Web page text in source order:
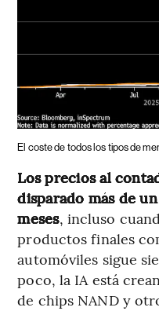
El coste de todos los tipos de
Los precios al
disparado más de
meses, incluso
productos finales
automóviles sigue
poco, la IA está
de chips NAND y